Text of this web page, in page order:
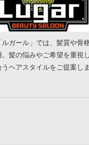
ガール」では、髪質や骨
髪の悩みやご希望を重視
ヘアスタイルをご提案しま